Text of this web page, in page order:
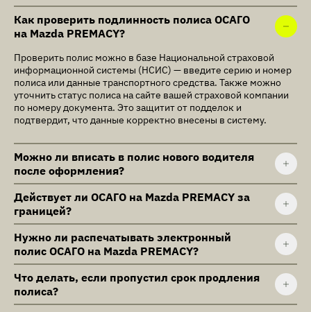
Как проверить подлинность полиса ОСАГО
на Mazda PREMACY?
Проверить полис можно в базе Национальной страховой
информационной системы (НСИС) — введите серию и номер
полиса или данные транспортного средства. Также можно
уточнить статус полиса на сайте вашей страховой компании
по номеру документа. Это защитит от подделок и
подтвердит, что данные корректно внесены в систему.
Можно ли вписать в полис нового водителя
после оформления?
Действует ли ОСАГО на Mazda PREMACY за
границей?
Нужно ли распечатывать электронный
полис ОСАГО на Mazda PREMACY?
Что делать, если пропустил срок продления
полиса?